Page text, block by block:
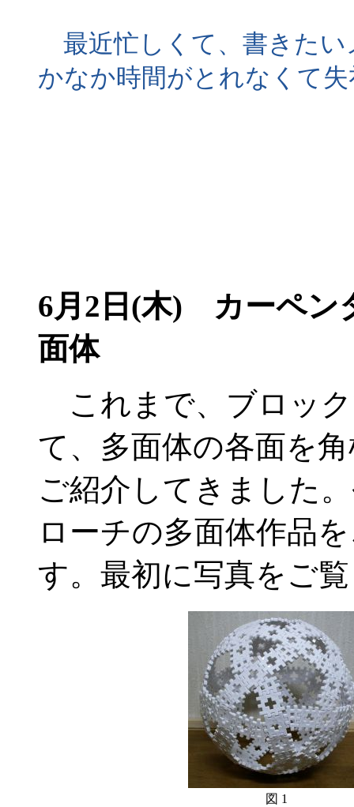
最近忙しくて、書きたい
かなか時間がとれなくて
6月2日(木) カーペン
面体
これまで、ブロッ
て、多面体の各面を
ご紹介してきました
ローチの多面体作品
す。最初に写真をご
図 1